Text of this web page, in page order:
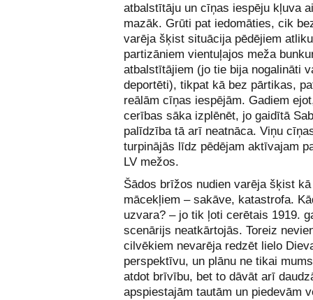
atbalstītāju un cīņas iespēju kļuva
mazāk. Grūti pat iedomāties, cik
varēja šķist situācija pēdējiem
partizāniem vientuļajos meža
atbalstītājiem (jo tie bija nogalināti
deportēti), tikpat kā bez pārtikas,
reālām cīņas iespējām. Gadiem
cerības sāka izplēnēt, jo gaidītā
palīdzība tā arī neatnāca. Viņu
turpinājās līdz pēdējam aktīvajam
LV mežos.
Šādos brīžos nudien varēja šķist
mācekļiem – sakāve, katastrofa.
uzvara? – jo tik ļoti cerētais 1919.
scenārijs neatkārtojās. Toreiz
cilvēkiem nevarēja redzēt lielo
perspektīvu, un plānu ne tikai
atdot brīvību, bet to dāvāt arī
apspiestajām tautām un piedevām